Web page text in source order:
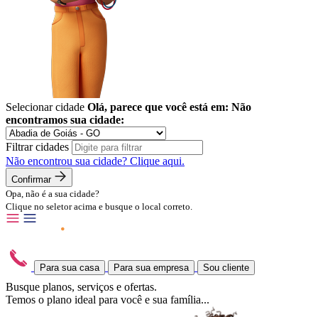
Selecionar cidade Olá, parece que você está em: Não
encontramos sua cidade:
Filtrar cidades
Não encontrou sua cidade? Clique aqui.
Confirmar
Opa, não é a sua cidade?
Clique no seletor acima e busque o local correto.
Para sua casa Para sua empresa Sou cliente
Busque planos, serviços e ofertas.
Temos o plano ideal para você e sua família...